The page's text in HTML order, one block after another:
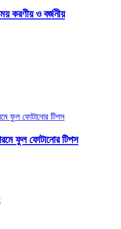
করণীয় ও বর্জনীয়
ফুল ফোটানোর টিপস